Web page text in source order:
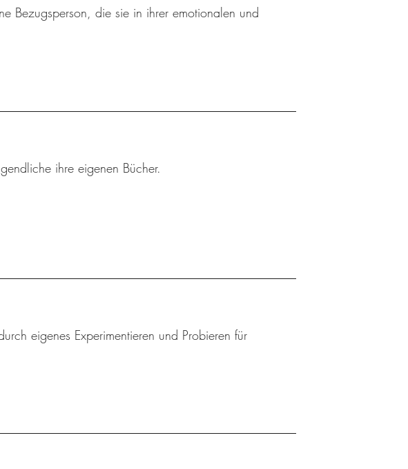
Bezugsperson, die sie in ihrer emotionalen und
ihre eigenen Bücher.
eigenes Experimentieren und Probieren für